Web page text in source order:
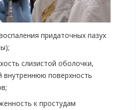
придаточных пазух
слизистой оболочки,
поверхность
к простудам